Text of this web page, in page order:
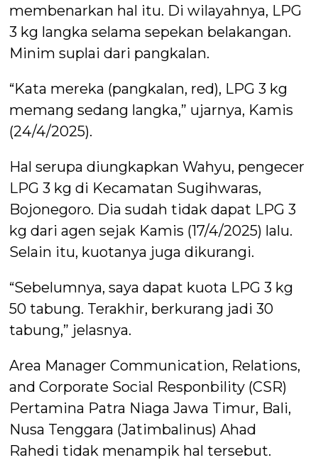
membenarkan hal itu. Di wilayahnya, LPG
3 kg langka selama sepekan belakangan.
Minim suplai dari pangkalan.
“Kata mereka (pangkalan, red), LPG 3 kg
memang sedang langka,” ujarnya, Kamis
(24/4/2025).
Hal serupa diungkapkan Wahyu, pengecer
LPG 3 kg di Kecamatan Sugihwaras,
Bojonegoro. Dia sudah tidak dapat LPG 3
kg dari agen sejak Kamis (17/4/2025) lalu.
Selain itu, kuotanya juga dikurangi.
“Sebelumnya, saya dapat kuota LPG 3 kg
50 tabung. Terakhir, berkurang jadi 30
tabung,” jelasnya.
Area Manager Communication, Relations,
and Corporate Social Responbility (CSR)
Pertamina Patra Niaga Jawa Timur, Bali,
Nusa Tenggara (Jatimbalinus) Ahad
Rahedi tidak menampik hal tersebut.